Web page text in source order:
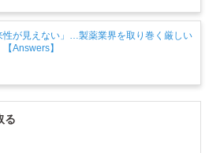
性が見えない」…製薬業界を取り巻く厳しい
Answers】
る